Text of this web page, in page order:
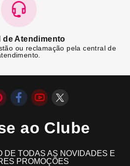
de Atendimento
ou reclamação pela central de
ao Clube
DE TODAS AS NOVIDADES E
PROMOÇÕES